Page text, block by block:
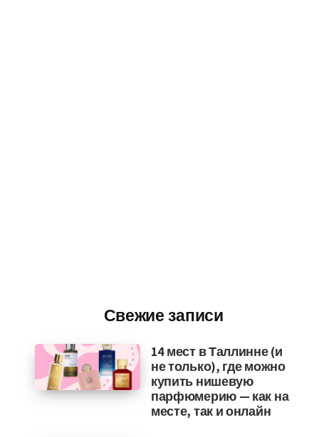
Свежие записи
14 мест в Таллинне (и
не только), где можно
купить нишевую
парфюмерию — как на
месте, так и онлайн